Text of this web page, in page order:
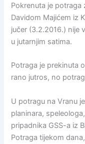
Pokrenuta je
Davidom Majićem iz
jučer (3.2.2016.) nije
u jutarnjim satima.
Potraga je prekinuta
rano jutros, no
U potragu na Vranu
planinara,
pripadnika GSS-a iz
Potraga tijekom